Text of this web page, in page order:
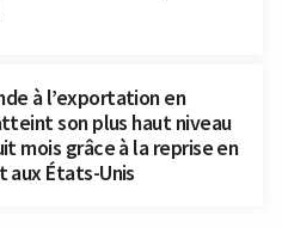
à l’exportation en
son plus haut niveau
mois grâce à la reprise en
aux États-Unis